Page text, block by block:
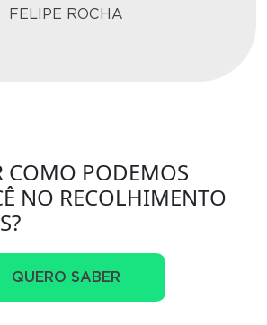
FELIPE ROCHA
COMO PODEMOS
NO RECOLHIMENTO
QUERO SABER